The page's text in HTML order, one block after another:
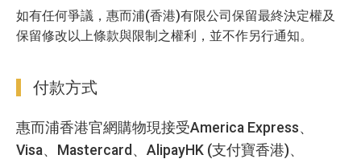
如有任何爭議，惠而浦(香港)有限公司保留最終決定權及
保留修改以上條款與限制之權利，並不作另行通知。
付款方式
惠而浦香港官網購物現接受America Express、
Visa、Mastercard、AlipayHK (支付寶香港)、